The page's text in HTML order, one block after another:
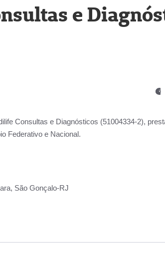
e
Consultas e Diagnósticos (51004334-2),
Federativo e Nacional.
São Gonçalo-RJ